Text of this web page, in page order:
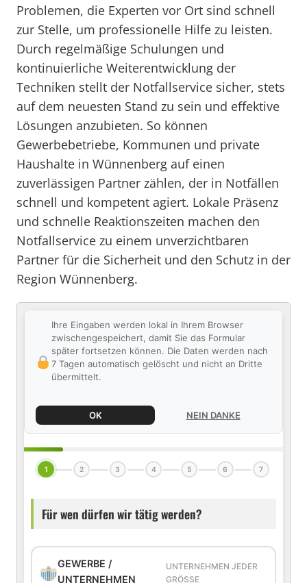
Problemen, die Experten vor Ort sind schnell
zur Stelle, um professionelle Hilfe zu leisten.
Durch regelmäßige Schulungen und
kontinuierliche Weiterentwicklung der
Techniken stellt der Notfallservice sicher, stets
auf dem neuesten Stand zu sein und effektive
Lösungen anzubieten. So können
Gewerbebetriebe, Kommunen und private
Haushalte in Wünnenberg auf einen
zuverlässigen Partner zählen, der in Notfällen
schnell und kompetent agiert. Lokale Präsenz
und schnelle Reaktionszeiten machen den
Notfallservice zu einem unverzichtbaren
Partner für die Sicherheit und den Schutz in der
Region Wünnenberg.
Ihre Eingaben werden lokal in Ihrem Browser
zwischengespeichert, damit Sie das Formular
später fortsetzen können. Die Daten werden nach
7 Tagen automatisch gelöscht und nicht an Dritte
übermittelt.
OK NEIN DANKE
1 2 3 4 5 6 7
Für wen dürfen wir tätig werden?
GEWERBE /
UNTERNEHMEN
UNTERNEHMEN JEDER
GRÖSSE